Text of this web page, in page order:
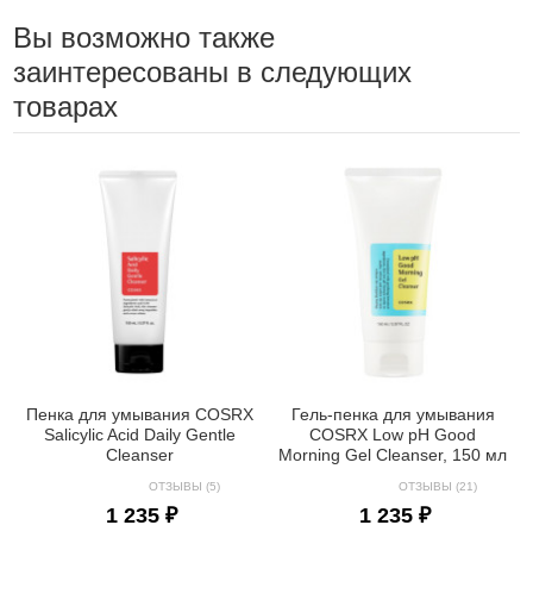
Вы возможно также
заинтересованы в следующих
товарах
Пенка для умывания COSRX
Salicylic Acid Daily Gentle
Cleanser
ОТЗЫВЫ (5)
1 235 ₽
Гель-пенка для умывания
COSRX Low pH Good
Morning Gel Cleanser, 150 мл
ОТЗЫВЫ (21)
1 235 ₽